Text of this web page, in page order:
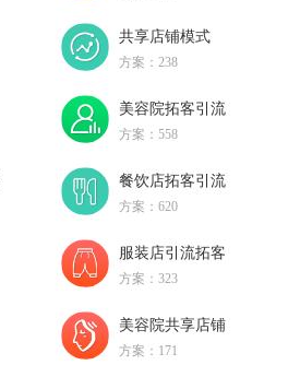
共享店铺模式
方案：238
美容院拓客引流
方案：558
餐饮店拓客引流
方案：620
服装店引流拓客
方案：323
美容院共享店铺
方案：171